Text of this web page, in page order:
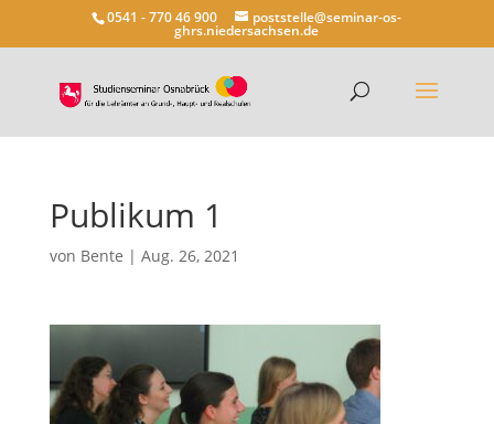
0541 - 770 46 900 poststelle@seminar-os-
ghrs.niedersachsen.de
Publikum 1
von Bente | Aug. 26, 2021